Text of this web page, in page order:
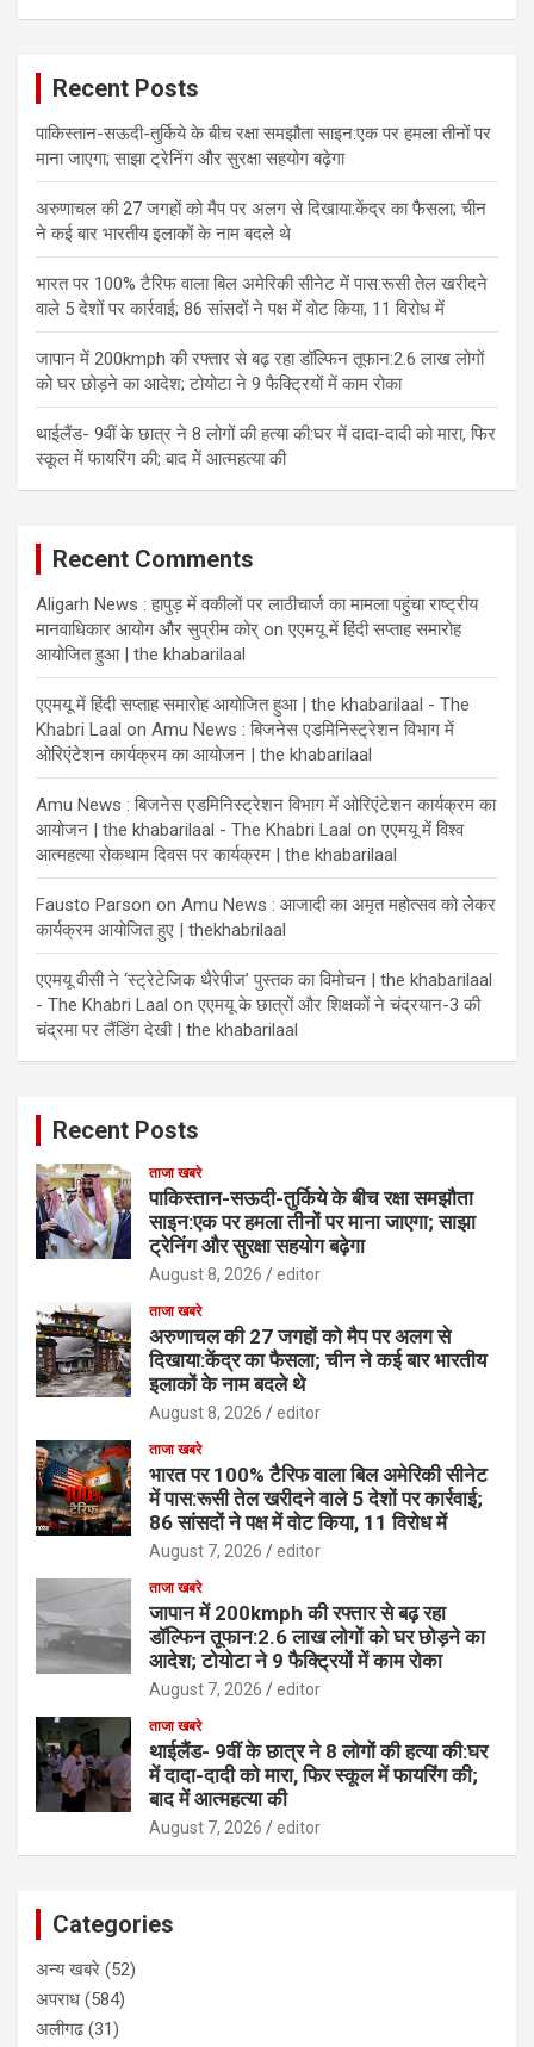
Recent Posts
पाकिस्तान-सऊदी-तुर्किये के बीच रक्षा समझौता साइन:एक पर हमला तीनों पर
माना जाएगा; साझा ट्रेनिंग और सुरक्षा सहयोग बढ़ेगा
अरुणाचल की 27 जगहों को मैप पर अलग से दिखाया:केंद्र का फैसला; चीन
ने कई बार भारतीय इलाकों के नाम बदले थे
भारत पर 100% टैरिफ वाला बिल अमेरिकी सीनेट में पास:रूसी तेल खरीदने
वाले 5 देशों पर कार्रवाई; 86 सांसदों ने पक्ष में वोट किया, 11 विरोध में
जापान में 200kmph की रफ्तार से बढ़ रहा डॉल्फिन तूफान:2.6 लाख लोगों
को घर छोड़ने का आदेश; टोयोटा ने 9 फैक्ट्रियों में काम रोका
थाईलैंड- 9वीं के छात्र ने 8 लोगों की हत्या की:घर में दादा-दादी को मारा, फिर
स्कूल में फायरिंग की; बाद में आत्महत्या की
Recent Comments
Aligarh News : हापुड़ में वकीलों पर लाठीचार्ज का मामला पहुंचा राष्ट्रीय
मानवाधिकार आयोग और सुप्रीम कोर् onएएमयू में हिंदी सप्ताह समारोह
आयोजित हुआ | the khabarilaal
एएमयू में हिंदी सप्ताह समारोह आयोजित हुआ | the khabarilaal - The
Khabri Laal on Amu News : बिजनेस एडमिनिस्ट्रेशन विभाग में
ओरिएंटेशन कार्यक्रम का आयोजन | the khabarilaal
Amu News : बिजनेस एडमिनिस्ट्रेशन विभाग में ओरिएंटेशन कार्यक्रम का
आयोजन | the khabarilaal - The Khabri Laal onएएमयू में विश्व
आत्महत्या रोकथाम दिवस पर कार्यक्रम | the khabarilaal
Fausto Parson on Amu News : आजादी का अमृत महोत्सव को लेकर
कार्यक्रम आयोजित हुए | thekhabrilaal
एएमयू वीसी ने ‘स्ट्रेटेजिक थैरेपीज’ पुस्तक का विमोचन | the khabarilaal
- The Khabri Laal onएएमयू के छात्रों और शिक्षकों ने चंद्रयान-3 की
चंद्रमा पर लैंडिंग देखी | the khabarilaal
Recent Posts
ताजा खबरे
पाकिस्तान-सऊदी-तुर्किये के बीच रक्षा समझौता
साइन:एक पर हमला तीनों पर माना जाएगा; साझा
ट्रेनिंग और सुरक्षा सहयोग बढ़ेगा
August 8, 2026 editor
ताजा खबरे
अरुणाचल की 27 जगहों को मैप पर अलग से
दिखाया:केंद्र का फैसला; चीन ने कई बार भारतीय
इलाकों के नाम बदले थे
August 8, 2026 editor
ताजा खबरे
भारत पर 100% टैरिफ वाला बिल अमेरिकी सीनेट
में पास:रूसी तेल खरीदने वाले 5 देशों पर कार्रवाई;
86 सांसदों ने पक्ष में वोट किया, 11 विरोध में
August 7, 2026 editor
ताजा खबरे
जापान में 200kmph की रफ्तार से बढ़ रहा
डॉल्फिन तूफान:2.6 लाख लोगों को घर छोड़ने का
आदेश; टोयोटा ने 9 फैक्ट्रियों में काम रोका
August 7, 2026 editor
ताजा खबरे
थाईलैंड- 9वीं के छात्र ने 8 लोगों की हत्या की:घर
में दादा-दादी को मारा, फिर स्कूल में फायरिंग की;
बाद में आत्महत्या की
August 7, 2026 editor
Categories
अन्य खबरे (52)
अपराध (584)
अलीगढ(31)